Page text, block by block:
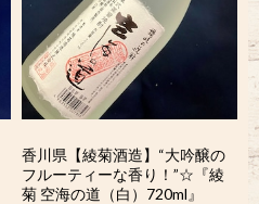
香川県【綾菊酒造】“大吟醸の
フルーティーな香り！”☆『綾
菊 空海の道（白）720ml』